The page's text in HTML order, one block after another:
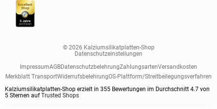
© 2026 Kalziumsilikatplatten-Shop
Datenschutzeinstellungen
ImpressumAGBDatenschutzbelehrungZahlungsartenVersandkosten
Merkblatt TransportWiderrufsbelehrungOS-Plattform/Streitbeilegungsverfahren
Kalziumsilikatplatten-Shop erzielt in 355 Bewertungen im Durchschnitt 4.7 von
5 Sternen aufTrusted Shops